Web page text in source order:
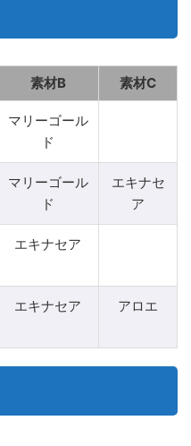
素材B 素材C
マリーゴール
ド
マリーゴール
ド
エキナセ
ア
エキナセア
エキナセア アロエ